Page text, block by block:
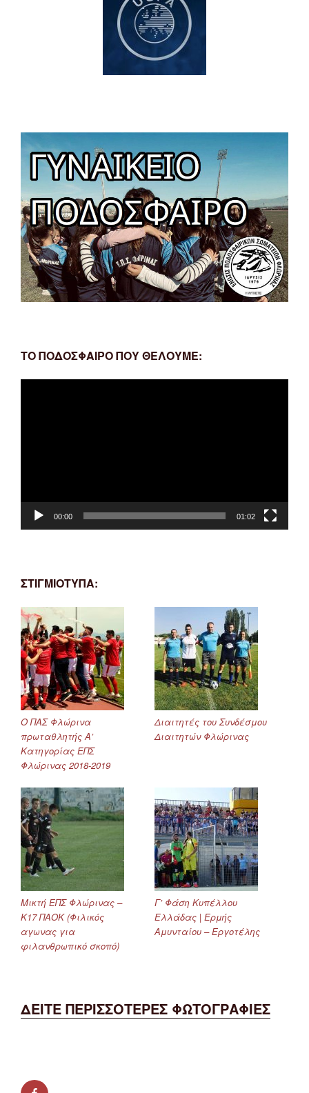
ΤΟ ΠΟΔΟΣΦΑΙΡΟ ΠΟΥ ΘΕΛΟΥΜΕ:
00:00 01:02
ΣΤΙΓΜΙΟΤΥΠΑ:
Ο ΠΑΣ Φλώρινα
πρωταθλητής Α’
Κατηγορίας ΕΠΣ
Φλώρινας 2018-2019
Διαιτητές του Συνδέσμου
Διαιτητών Φλώρινας
Μικτή ΕΠΣ Φλώρινας –
Κ17 ΠΑΟΚ (Φιλικός
αγωνας για
φιλανθρωπικό σκοπό)
Γ’ Φάση Κυπέλλου
Ελλάδας | Ερμής
Αμυνταίου – Εργοτέλης
ΔΕΙΤΕ ΠΕΡΙΣΣΟΤΕΡΕΣ ΦΩΤΟΓΡΑΦΙΕΣ
facebook